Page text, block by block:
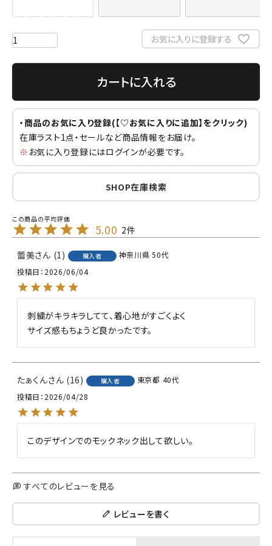
お気に入りに登録する
カートに入れる
・商品のお気に入り登録(【♡お気に入りに追加】をクリック)
在庫ラスト1点・セールなど商品情報をお届け。
※ お気に入り登録にはログインが必要です。
SHOP在庫検索
5.00 2
蕾美 1 購入者 神奈川県 50代
投稿日 2026/06/04
刺繍がキラキラしてて、着心地がすごくよく
サイズ感もちょうど良かったです。
たぁくん 16 購入者 東京都 40代
投稿日 2026/04/28
このデザインでのモックネック出して欲しい。
すべてのレビューを見る
レビューを書く